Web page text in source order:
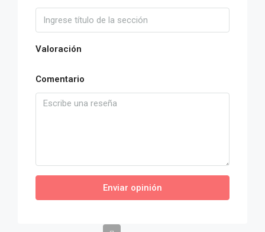
Valoración
Comentario
Enviar opinión